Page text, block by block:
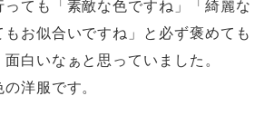
っても「素敵な色ですね」「綺麗な
お似合いですね」と必ず褒めても
白いなぁと思っていました。
洋服です。